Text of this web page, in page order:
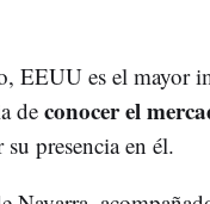
EEUU es el mayor
deconocer el
presencia en él.